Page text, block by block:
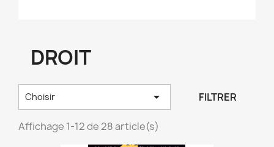
DROIT
Choisir  FILTRER
Affichage 1-12 de 28 article(s)